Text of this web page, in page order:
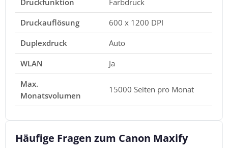
Druckauflösung
600 x 1200 DPI
Duplexdruck
Auto
WLAN
Ja
Max.
Monatsvolumen
15000 Seiten pro Monat
Häufige Fragen zum Canon Maxify